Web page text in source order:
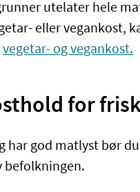
utelater hele
eller vegankost,
vegetar- og vegankost.
for
har god matlyst bør
befolkningen.